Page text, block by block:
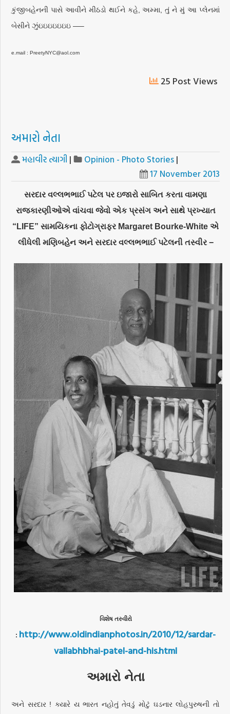
કુંજીબહેનની પાસે આવીને મીઠડો થઈને કહે, અમ્મા, તું ને મું આ પ્લેનમાં
બેસીને ઝુંઇઇઇઇઇઇઇ —–
e.mail : PreetyNYC@aol.com
25 Post Views
અમારો નેતા
મહાવીર ત્યાગી | Opinion - Photo Stories |
17 November 2013
સરદાર વલ્લભભાઈ પટેલ પર ઇજારો સાબિત કરતા વામણા
રાજકારણીઓએ વાંચવા જેવો એક પ્રસંગ અને સાથે પ્રખ્યાત
“LIFE” સામયિકના ફોટોગ્રાફર Margaret Bourke-White એ
લીધેલી મણિબહેન અને સરદાર વલ્લભભાઈ પટેલની તસ્વીર −
વિશેષ તસ્વીરો
: http://www.oldindianphotos.in/2010/12/sardar-
vallabhbhai-patel-and-his.html
અમારો નેતા
અને સરદાર ! ક્યારે ય ભારત નહોતું તેવડું મોટું ઘડનાર લોહપુરુષની તો